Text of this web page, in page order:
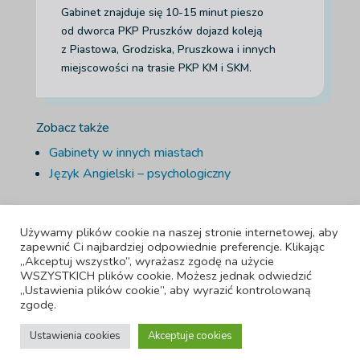
Gabinet znajduje się 10-15 minut pieszo
od dworca PKP Pruszków dojazd koleją
z Piastowa, Grodziska, Pruszkowa i innych
miejscowości na trasie PKP KM i SKM.
Zobacz także
Gabinety w innych miastach
Język Angielski – psychologiczny
Adiuta LTD, 42-44 Bishopsgate , Londyn, Anglia, EC2N 4AH, numer
©Adiuta – Centrum psychoterapii – Warszawa, Pruszków,
Używamy plików cookie na naszej stronie internetowej, aby
zapewnić Ci najbardziej odpowiednie preferencje. Klikając
„Akceptuj wszystko”, wyrażasz zgodę na użycie
WSZYSTKICH plików cookie. Możesz jednak odwiedzić
„Ustawienia plików cookie”, aby wyrazić kontrolowaną
zgodę.
Ustawienia cookies Akceptuje cookies